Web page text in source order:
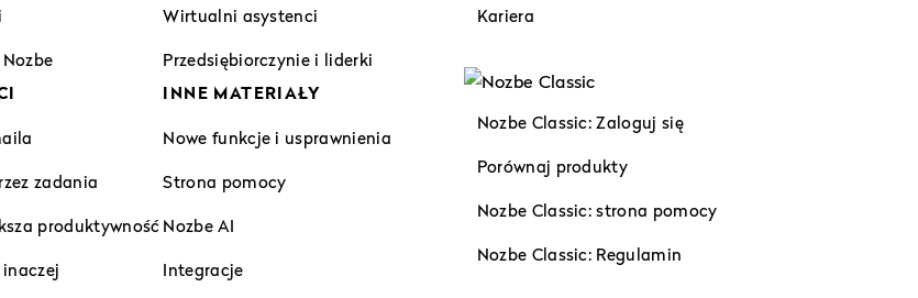
Wirtualni asystenci
Przedsiębiorczynie i liderki
Kariera
zadania
produktywność
INNE MATERIAŁY
Nowe funkcje i usprawnienia
Strona pomocy
Nozbe AI
Integracje
Nozbe Classic: Zaloguj się
Porównaj produkty
Nozbe Classic: strona pomocy
Nozbe Classic: Regulamin